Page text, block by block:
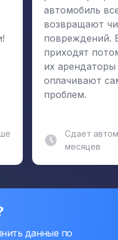
автомобиль
возвращают
повреждений.
приходят
их арендаторы
оплачивают
проблем.
Сдает
месяцев
данные по